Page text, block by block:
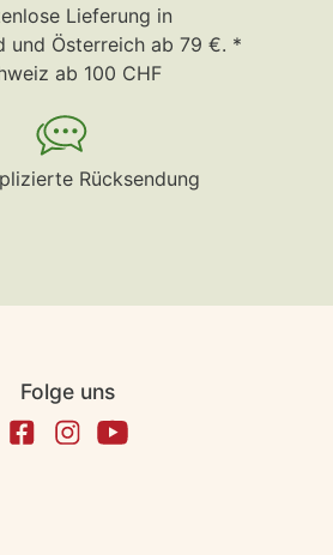
Lieferung in
und Österreich ab 79 €. *
ab 100 CHF
Rücksendung
Folge uns